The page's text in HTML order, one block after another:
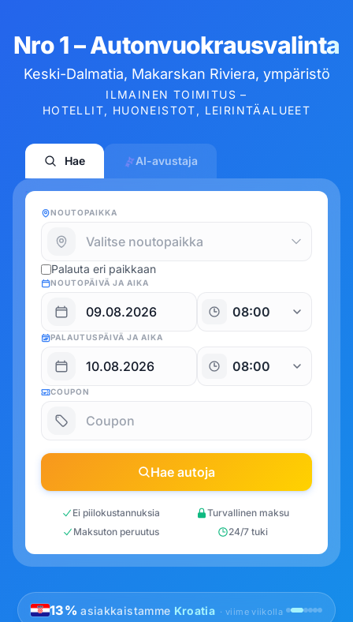
Nro 1 – Autonvuokrausvalinta
Keski-Dalmatia, Makarskan Riviera, ympäristö
ILMAINEN TOIMITUS –
HOTELLIT, HUONEISTOT, LEIRINTÄALUEET
Hae AI-avustaja
NOUTOPAIKKA
Palauta eri paikkaan
NOUTOPÄIVÄ JA AIKA
PALAUTUSPÄIVÄ JA AIKA
COUPON
Hae autoja
Ei piilokustannuksia
Turvallinen maksu
Maksuton peruutus
24/7 tuki
13% asiakkaistamme Kroatia · viime viikolla